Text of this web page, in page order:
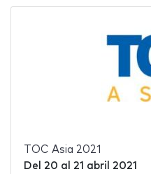
TOC Asia 2021
Del 20 al 21 abril 2021